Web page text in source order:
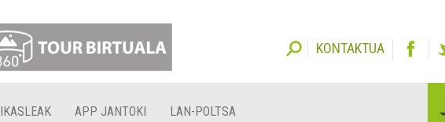
KONTAKTUA
IKASLEAK APP JANTOKI LAN-POLTSA